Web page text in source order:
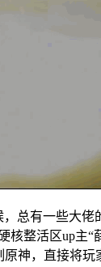
有一些大佬
核整活区up主“
神，直接将玩